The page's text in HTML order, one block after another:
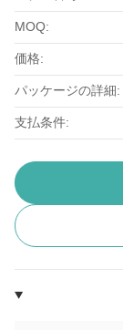
MOQ:
価格:
パッケージの詳細:
支払条件: